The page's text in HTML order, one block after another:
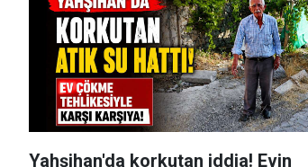
Yahşihan'da korkutan iddia! Evin